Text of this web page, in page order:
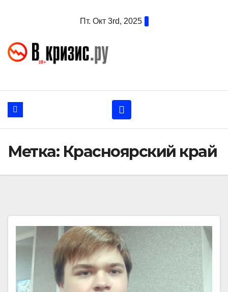
Пт. Окт 3rd, 2025
Метка: Красноярский край